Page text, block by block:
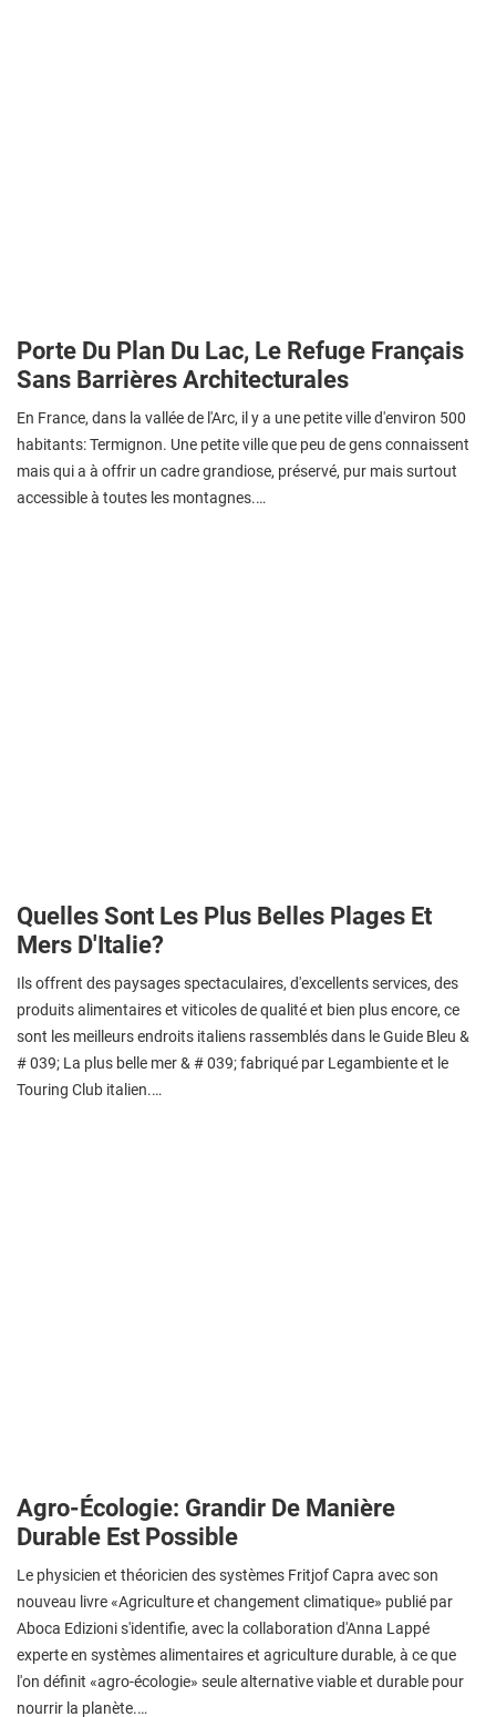
Porte Du Plan Du Lac, Le Refuge Français
Sans Barrières Architecturales
En France, dans la vallée de l'Arc, il y a une petite ville d'environ 500
habitants: Termignon. Une petite ville que peu de gens connaissent
mais qui a à offrir un cadre grandiose, préservé, pur mais surtout
accessible à toutes les montagnes.…
Quelles Sont Les Plus Belles Plages Et
Mers D'Italie?
Ils offrent des paysages spectaculaires, d'excellents services, des
produits alimentaires et viticoles de qualité et bien plus encore, ce
sont les meilleurs endroits italiens rassemblés dans le Guide Bleu &
# 039; La plus belle mer & # 039; fabriqué par Legambiente et le
Touring Club italien.…
Agro-Écologie: Grandir De Manière
Durable Est Possible
Le physicien et théoricien des systèmes Fritjof Capra avec son
nouveau livre «Agriculture et changement climatique» publié par
Aboca Edizioni s'identifie, avec la collaboration d'Anna Lappé
experte en systèmes alimentaires et agriculture durable, à ce que
l'on définit «agro-écologie» seule alternative viable et durable pour
nourrir la planète.…